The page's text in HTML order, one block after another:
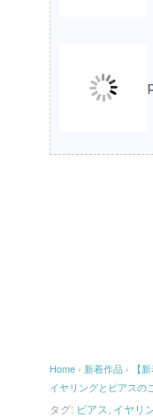
Home › 新着作品 ›
【
イヤリングとピアスの
タグ: ピアス イヤリ